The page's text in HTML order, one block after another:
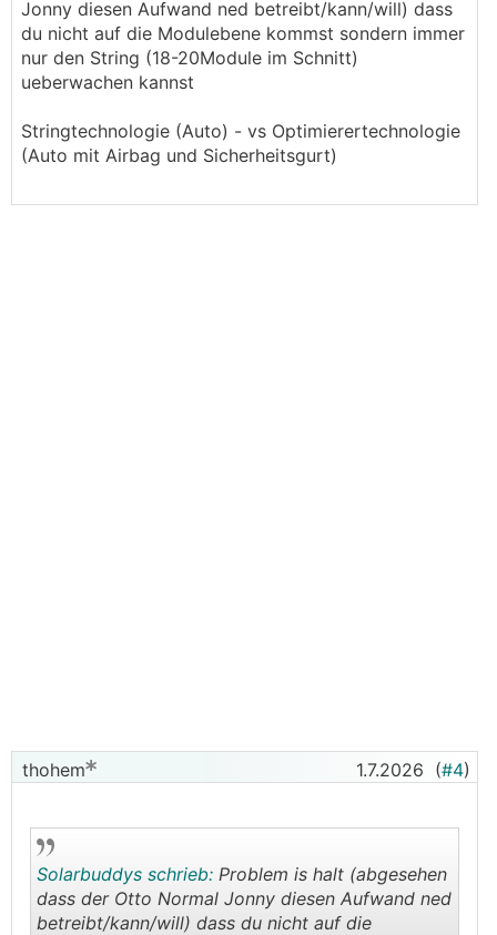
Jonny diesen Aufwand ned betreibt/kann/will) dass
du nicht auf die Modulebene kommst sondern immer
nur den String (18-20Module im Schnitt)
ueberwachen kannst
Stringtechnologie (Auto) - vs Optimierertechnologie
(Auto mit Airbag und Sicherheitsgurt)
thohem 1.7.2026 (#4)
Solarbuddys schrieb: Problem is halt (abgesehen
dass der Otto Normal Jonny diesen Aufwand ned
betreibt/kann/will) dass du nicht auf die